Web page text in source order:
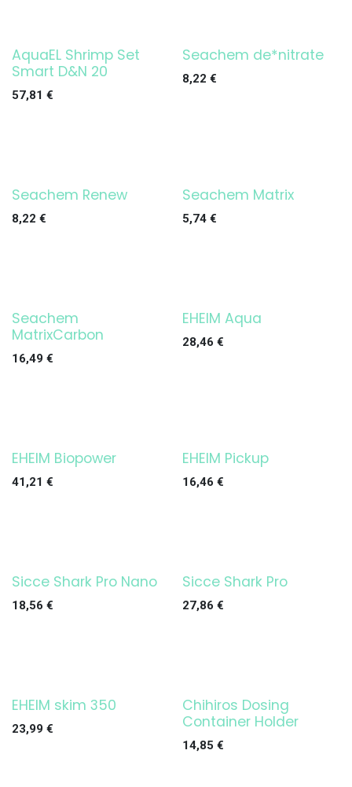
¡OFERTA!
AquaEL Shrimp Set
Smart D&N 20
57,81 €
Seachem de*nitrate
8,22 €
Seachem Renew
8,22 €
Seachem Matrix
5,74€
Seachem
MatrixCarbon
16,49 €
¡OFERTA!
EHEIM Aqua
28,46 €
¡OFERTA!
EHEIM Biopower
41,21 € ¡OFERTA!
EHEIM Pickup
16,46 €
¡OFERTA!
Sicce Shark Pro Nano
18,56 € ¡OFERTA!
Sicce Shark Pro
27,86 €
¡OFERTA!
EHEIM skim 350
23,99 € ¡OFERTA!
Chihiros Dosing
Container Holder
14,85 €